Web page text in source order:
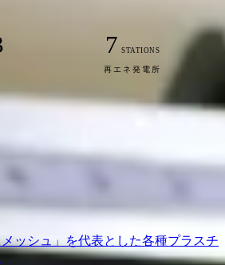
7 STATIONS
再エネ発電所
ッシュ」を代表とした各種プラスチ